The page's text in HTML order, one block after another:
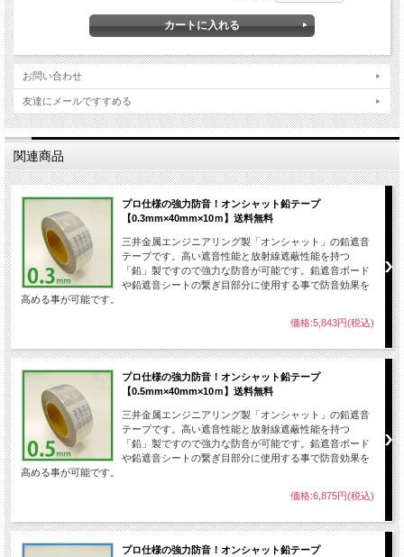
お問い合わせ
友達にメールですすめる
関連商品
プロ仕様の強力防音！オンシャット鉛テープ
【0.3mm×40mm×10ｍ】送料無料
三井金属エンジニアリング製「オンシャット」の鉛遮音
テープです。高い遮音性能と放射線遮蔽性能を持つ
「鉛」製ですので強力な防音が可能です。鉛遮音ボード
や鉛遮音シートの繋ぎ目部分に使用する事で防音効果を
高める事が可能です。
価格:5,843円(税込)
プロ仕様の強力防音！オンシャット鉛テープ
【0.5mm×40mm×10ｍ】送料無料
三井金属エンジニアリング製「オンシャット」の鉛遮音
テープです。高い遮音性能と放射線遮蔽性能を持つ
「鉛」製ですので強力な防音が可能です。鉛遮音ボード
や鉛遮音シートの繋ぎ目部分に使用する事で防音効果を
高める事が可能です。
価格:6,875円(税込)
プロ仕様の強力防音！オンシャット鉛テープ